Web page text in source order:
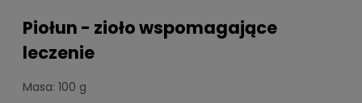
Piołun - zioło wspomagające
leczenie
Masa: 100 g